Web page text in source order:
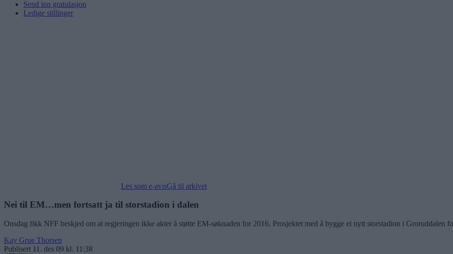
Send inn gratulasjon
Ledige stillinger
Les som e-avisGå til arkivet
Nei til EM…men fortsatt ja til storstadion i dalen
Onsdag fikk NFF beskjed om at regjeringen ikke akter å støtte EM-søknaden for 2016. Prosjektet med å bygge et nytt storstadion i Groruddalen
Kay Grue Thorsen
Publisert 11. des 09 kl. 11:38